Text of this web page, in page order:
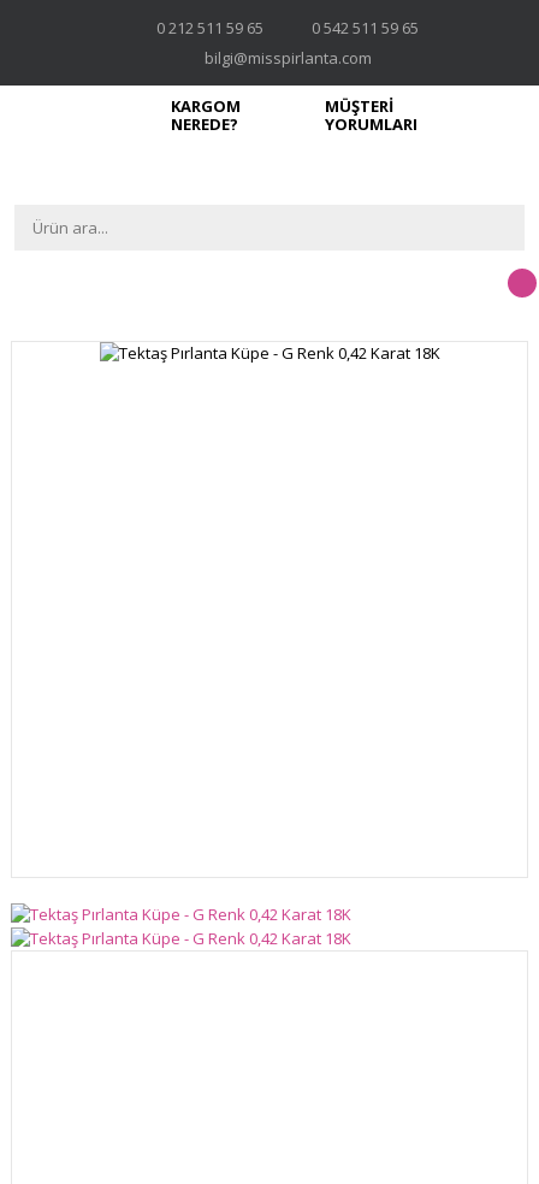
0 212 511 59 65
0 542 511 59 65
bilgi@misspirlanta.com
KARGOM
NEREDE?
MÜŞTERİ
YORUMLARI